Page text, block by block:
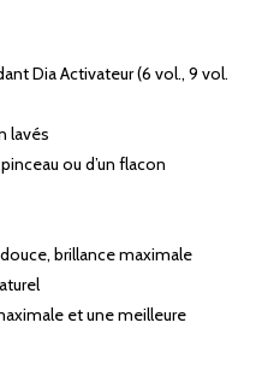
Dia Activateur (6 vol., 9 vol.
lavés
ou d’un flacon
brillance maximale
et une meilleure